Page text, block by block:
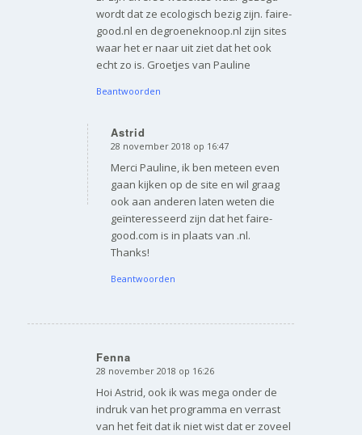
wordt dat ze ecologisch bezig zijn. faire-
good.nl en degroeneknoop.nl zijn sites
waar het er naar uit ziet dat het ook
echt zo is. Groetjes van Pauline
Beantwoorden
Astrid
zegt:
28 november 2018 op 16:47
Merci Pauline, ik ben meteen even
gaan kijken op de site en wil graag
ook aan anderen laten weten die
geïnteresseerd zijn dat het faire-
good.com is in plaats van .nl.
Thanks!
Beantwoorden
Fenna
zegt:
28 november 2018 op 16:26
Hoi Astrid, ook ik was mega onder de
indruk van het programma en verrast
van het feit dat ik niet wist dat er zoveel